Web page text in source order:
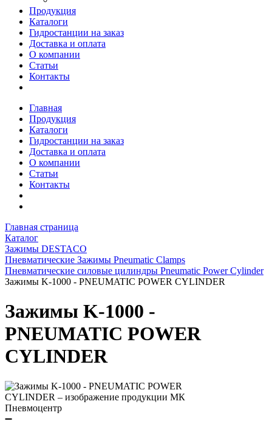
Продукция
Каталоги
Гидростанции на заказ
Доставка и оплата
О компании
Статьи
Контакты
Главная
Продукция
Каталоги
Гидростанции на заказ
Доставка и оплата
О компании
Статьи
Контакты
Главная страница
Каталог
Зажимы DESTACO
Пневматические Зажимы Pneumatic Clamps
Пневматические силовые цилиндры Pneumatic Power Cylinder
Зажимы K-1000 - PNEUMATIC POWER CYLINDER
Зажимы K-1000 -
PNEUMATIC POWER
CYLINDER